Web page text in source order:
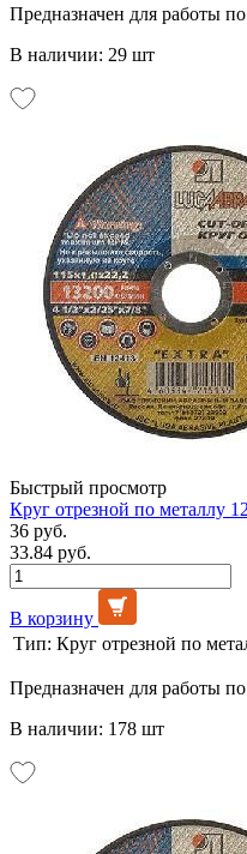
Предназначен для работы
В наличии: 29 шт
Быстрый просмотр
Круг отрезной по металлу
36 руб.
33.84 руб.
В корзину
Тип: Круг отрезной по
Предназначен для работы
В наличии: 178 шт